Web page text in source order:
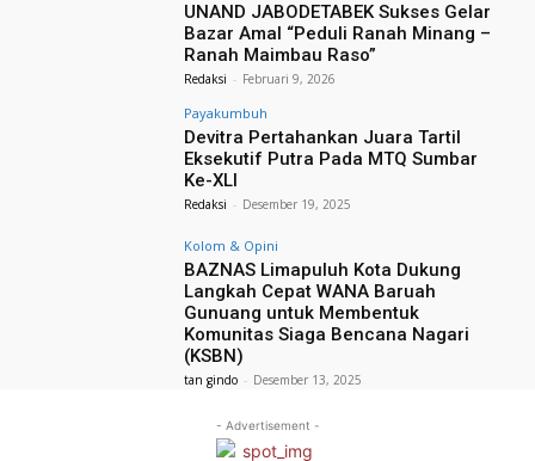
UNAND JABODETABEK Sukses Gelar
Bazar Amal “Peduli Ranah Minang –
Ranah Maimbau Raso”
Redaksi - Februari 9, 2026
Payakumbuh
Devitra Pertahankan Juara Tartil
Eksekutif Putra Pada MTQ Sumbar
Ke-XLI
Redaksi - Desember 19, 2025
Kolom & Opini
BAZNAS Limapuluh Kota Dukung
Langkah Cepat WANA Baruah
Gunuang untuk Membentuk
Komunitas Siaga Bencana Nagari
(KSBN)
tan gindo - Desember 13, 2025
- Advertisement -